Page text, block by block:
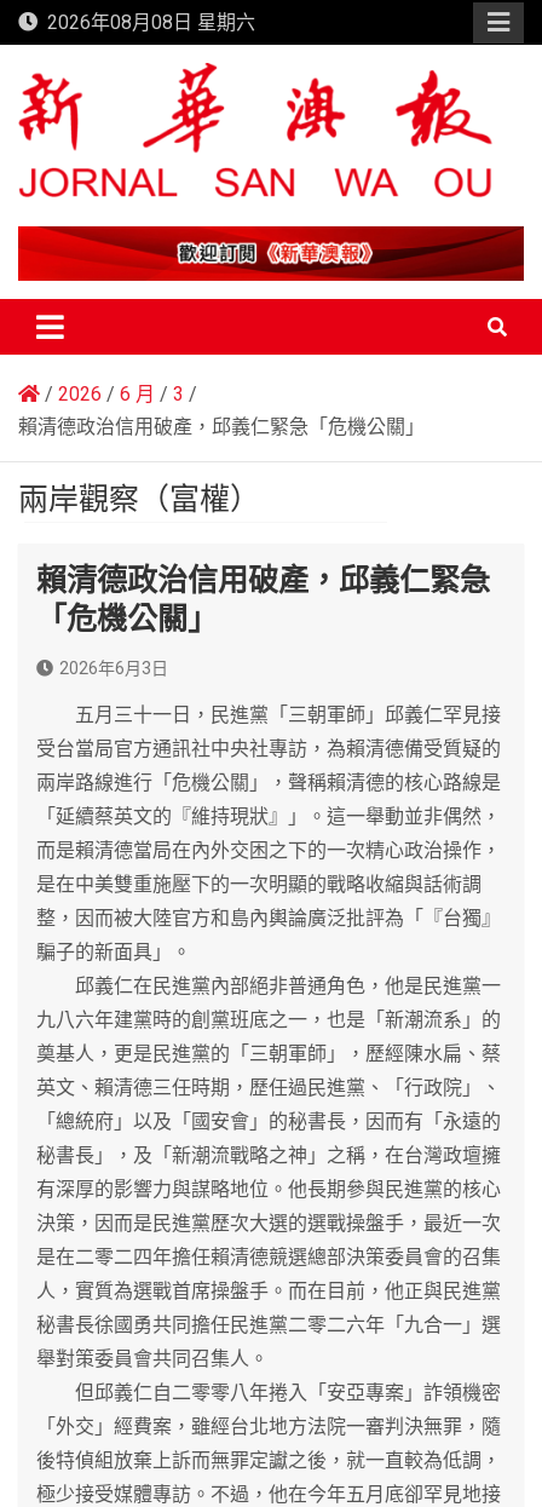
Skip
to
content
2026年08月08日 星期六
新華澳報
2026 6 月
3
賴清德政治信用破產，邱義仁緊急「危機公關」
兩岸觀察（富權）
賴清德政治信用破產，邱義仁緊急
「危機公關」
2026年6月3日
五月三十一日，民進黨「三朝軍師」邱義仁罕見接
受台當局官方通訊社中央社專訪，為賴清德備受質疑的
兩岸路線進行「危機公關」，聲稱賴清德的核心路線是
「延續蔡英文的『維持現狀』」。這一舉動並非偶然，
而是賴清德當局在內外交困之下的一次精心政治操作，
是在中美雙重施壓下的一次明顯的戰略收縮與話術調
整，因而被大陸官方和島內輿論廣泛批評為「『台獨』
騙子的新面具」。
邱義仁在民進黨內部絕非普通角色，他是民進黨一
九八六年建黨時的創黨班底之一，也是「新潮流系」的
奠基人，更是民進黨的「三朝軍師」，歷經陳水扁、蔡
英文、賴清德三任時期，歷任過民進黨、「行政院」、
「總統府」以及「國安會」的秘書長，因而有「永遠的
秘書長」，及「新潮流戰略之神」之稱，在台灣政壇擁
有深厚的影響力與謀略地位。他長期參與民進黨的核心
決策，因而是民進黨歷次大選的選戰操盤手，最近一次
是在二零二四年擔任賴清德競選總部決策委員會的召集
人，實質為選戰首席操盤手。而在目前，他正與民進黨
秘書長徐國勇共同擔任民進黨二零二六年「九合一」選
舉對策委員會共同召集人。
但邱義仁自二零零八年捲入「安亞專案」詐領機密
「外交」經費案，雖經台北地方法院一審判決無罪，隨
後特偵組放棄上訴而無罪定讞之後，就一直較為低調，
極少接受媒體專訪。不過，他在今年五月底卻罕見地接